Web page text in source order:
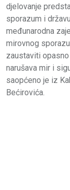
djelovanje
sporazum i
međunarodna
mirovnog
zaustaviti
narušava mir i
saopćeno je iz
Bećirovića.